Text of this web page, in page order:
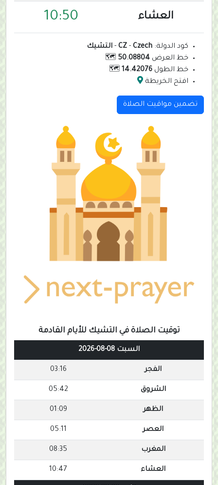
العشاء 10:50
كود الدولة: CZ - Czech
- التشيك
خط العرض 50.08804
🗺️
خط الطول 14.42076
🗺️
افتح الخريطة
تضمين مواقيت الصلاة
توقيت الصلاة في التشيك للأيام القادمة
السبت 08-08-2026
الفجر 03:16
الشروق 05:42
الظهر 01:09
العصر 05:11
المغرب 08:35
العشاء 10:47